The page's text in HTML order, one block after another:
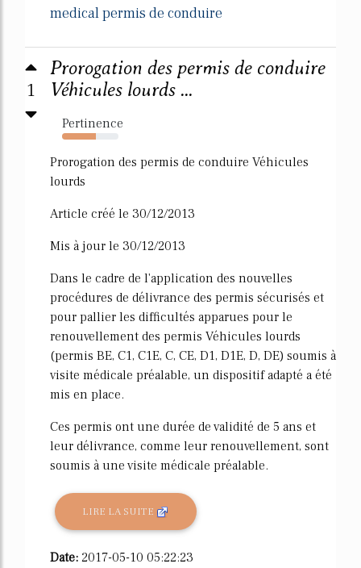
medical permis de conduire
1
Prorogation des permis de conduire
Véhicules lourds ...
Pertinence
60%
Prorogation des permis de conduire Véhicules
lourds
Article créé le 30/12/2013
Mis à jour le 30/12/2013
Dans le cadre de l'application des nouvelles
procédures de délivrance des permis sécurisés et
pour pallier les difficultés apparues pour le
renouvellement des permis Véhicules lourds
(permis BE, C1, C1E, C, CE, D1, D1E, D, DE) soumis à
visite médicale préalable, un dispositif adapté a été
mis en place.
Ces permis ont une durée de validité de 5 ans et
leur délivrance, comme leur renouvellement, sont
soumis à une visite médicale préalable.
LIRE LA SUITE
Date: 2017-05-10 05:22:23